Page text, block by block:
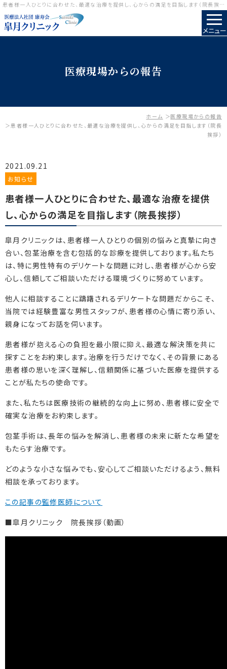
患者様一人ひとりに合わせた、最適な治療を提供し、心からの満足を目指します（院長挨拶）｜医療現場からの報告｜包茎手術のことなら皐月クリニック
メニュー
医療現場からの報告
ホーム
医療現場からの報告
患者様一人ひとりに合わせた、最適な治療を提供し、心からの満足を目指します（院長
挨拶）
2021.09.21
お知らせ
患者様一人ひとりに合わせた、最適な治療を提供
し、心からの満足を目指します（院長挨拶）
皐月クリニックは、患者様一人ひとりの個別の悩みと真摯に向き
合い、包茎治療を含む包括的な診療を提供しております。私たち
は、特に男性特有のデリケートな問題に対し、患者様が心から安
心し、信頼してご相談いただける環境づくりに努めています。
他人に相談することに躊躇されるデリケートな問題だからこそ、
当院では経験豊富な男性スタッフが、患者様の心情に寄り添い、
親身になってお話を伺います。
患者様が抱える心の負担を最小限に抑え、最適な解決策を共に
探すことをお約束します。治療を行うだけでなく、その背景にある
患者様の思いを深く理解し、信頼関係に基づいた医療を提供する
ことが私たちの使命です。
また、私たちは医療技術の継続的な向上に努め、患者様に安全で
確実な治療をお約束します。
包茎手術は、長年の悩みを解消し、患者様の未来に新たな希望を
もたらす治療です。
どのような小さな悩みでも、安心してご相談いただけるよう、無料
相談を承っております。
この記事の監修医師について
■皐月クリニック 院長挨拶（動画）